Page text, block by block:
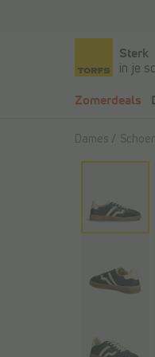
Sterk
in je
Zomerdeals
Dames